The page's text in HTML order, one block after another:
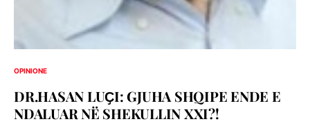
OPINIONE
DR.HASAN LUҪI: GJUHA SHQIPE ENDE E
NDALUAR NË SHEKULLIN XXI?!